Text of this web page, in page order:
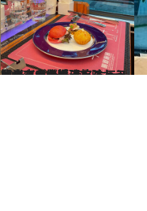
2023.5.6
観光バスに続きレストランバスが登場 有名ホテルとのコラボ料理を味わう 台北市内を巡る旅へ
旅＆お出かけ